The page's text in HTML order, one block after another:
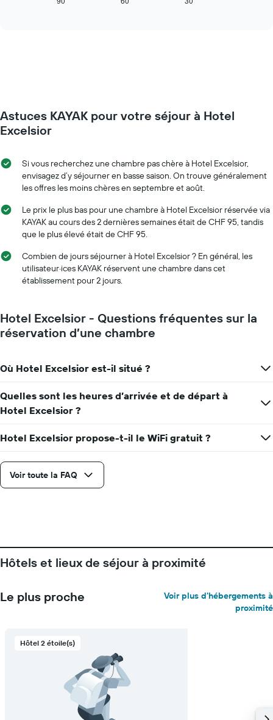
le
prix
moyen
chambre
la
date
Sur
le
graphique,
axe
indiquent
nombre
de
jours
séjour
Sur
le
axe
Y
indiquent
le
prix
d'une
chambre
Astuces KAYAK pour votre séjour à Hotel
Excelsior
Si vous recherchez une chambre pas chère à Hotel Excelsior,
envisagez d’y séjourner en basse saison. On trouve généralement
les offres les moins chères en septembre et août.
Le prix le plus bas pour une chambre à Hotel Excelsior réservée via
KAYAK au cours des 2 dernières semaines était de CHF 95, tandis
que le plus élevé était de CHF 95.
Combien de jours séjourner à Hotel Excelsior ? En général, les
utilisateur·ices KAYAK réservent une chambre dans cet
établissement pour 2 jours.
Hotel Excelsior - Questions fréquentes sur la
réservation d’une chambre
Où Hotel Excelsior est-il situé ?
Quelles sont les heures d’arrivée et de départ à
Hotel Excelsior ?
Hotel Excelsior propose-t-il le WiFi gratuit ?
Voir toute la FAQ
Hôtels et lieux de séjour à proximité
Le plus proche
Voir plus d'hébergements à
proximité
Hôtel 2 étoile(s)